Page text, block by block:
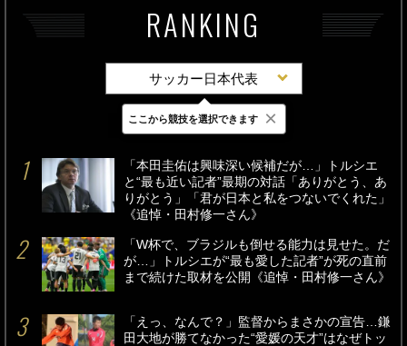
RANKING
サッカー日本代表
最新 24時間 週間
「本田圭佑は興味深い候補だが…」トルシエ
と“最も近い記者”最期の対話「ありがとう、あ
りがとう」「君が日本と私をつないでくれた」
《追悼・田村修一さん》
「W杯で、ブラジルも倒せる能力は見せた。だ
が…」トルシエが“最も愛した記者”が死の直前
まで続けた取材を公開《追悼・田村修一さん》
「えっ、なんで？」監督からまさかの宣告…鎌
田大地が勝てなかった“愛媛の天才”はなぜトッ
ここから競技を選択できます ×